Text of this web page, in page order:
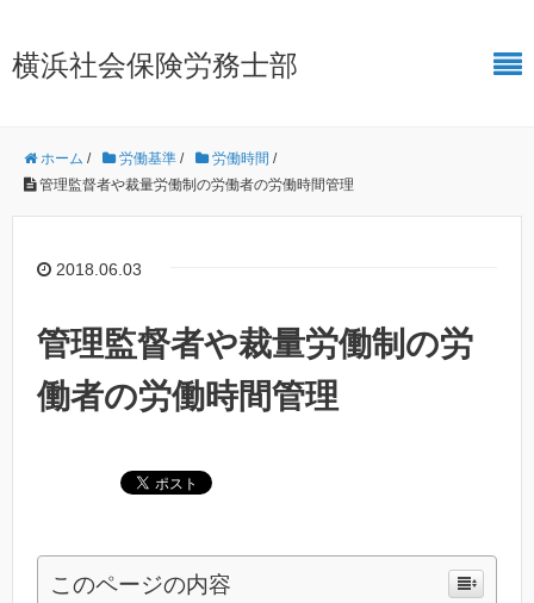
横浜社会保険労務士部
ホーム / 労働基準 / 労働時間 /
管理監督者や裁量労働制の労働者の労働時間管理
2018.06.03
管理監督者や裁量労働制の労
働者の労働時間管理
このページの内容